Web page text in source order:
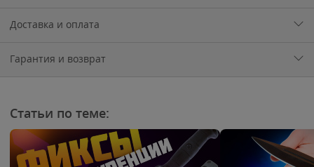
Доставка и оплата
Гарантия и возврат
Статьи по теме: